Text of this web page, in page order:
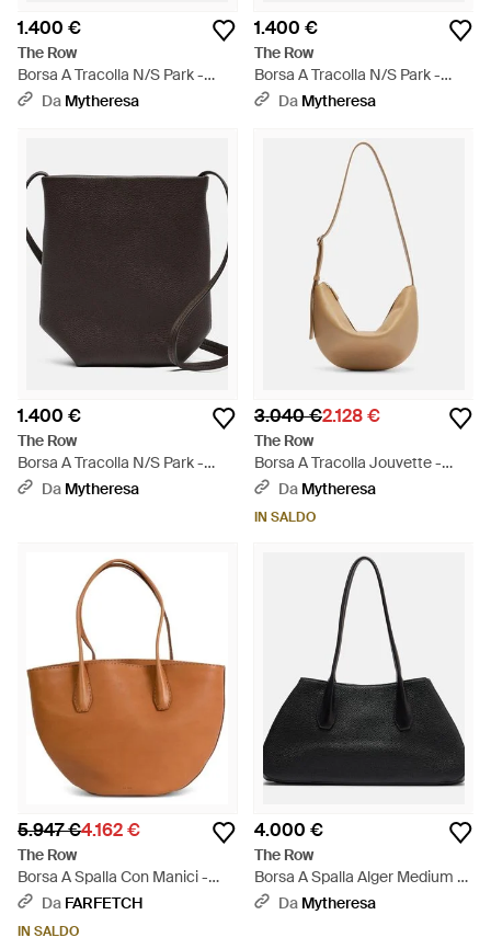
1.400 €
The Row
Borsa A Tracolla N/S Park -
Marrone
Da Mytheresa
1.400 €
The Row
Borsa A Tracolla N/S Park -
NeroDa Mytheresa
1.400 €
The Row
Borsa A Tracolla N/S Park -
NeroDa Mytheresa
3.040 €2.128 €
The Row
Borsa A Tracolla Jouvette -
Bianco
Da Mytheresa
IN SALDO
5.947 €4.162 €
The Row
Borsa A Spalla Con Manici -
Bianco
Da FARFETCH
IN SALDO
4.000 €
The Row
Borsa A Spalla Alger Medium -
NeroDa Mytheresa